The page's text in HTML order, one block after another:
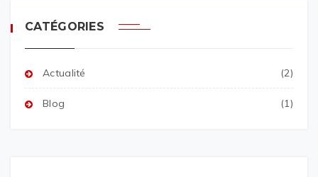
CATÉGORIES
Actualité (2)
Blog (1)